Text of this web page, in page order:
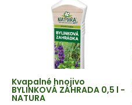
Kvapalné hnojivo
BYLINKOVÁ ZÁHRADA 0,5 l -
NATURA